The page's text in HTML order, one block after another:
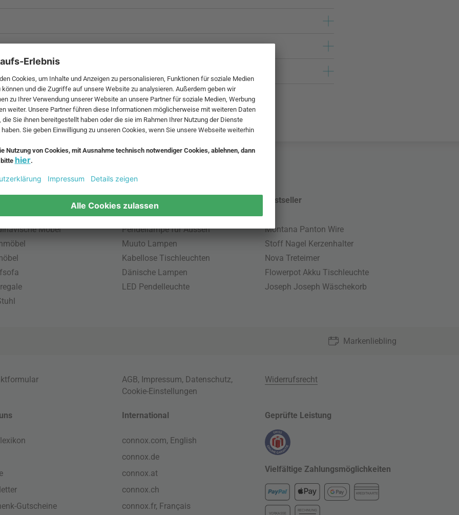
und zzgl.
Möbel
Beliebte Leuchten
Pendellampe für Aussen
Muuto Lampen
Kabellose Tischleuchten
Dänische Lampen
LED Pendelleuchte
Bestseller
Montana Panton Wire
Stoff Nagel Kerzenhalter
Nova Treteimer
Flowerpot Akku Tischleuchte
Joseph Joseph Wäschekorb
Markenliebling
AGB, Impressum, Datenschutz,
Cookie-Einstellungen
Widerrufsrecht
Gutscheine
International
connox.com, English
connox.de
connox.at
connox.ch
connox.fr, Français
Geprüfte Leistung
Vielfältige Zahlungsmöglichkeiten
KREDITKARTE
VORKASSE
RECHNUNG